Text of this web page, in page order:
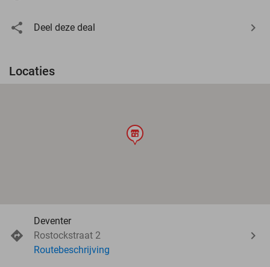
Deel deze deal
Locaties
store
Deventer
Rostockstraat 2
Routebeschrijving